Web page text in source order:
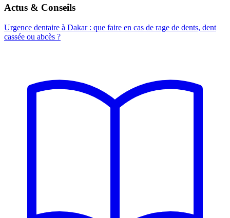
Actus & Conseils
Urgence dentaire à Dakar : que faire en cas de rage de dents, dent
cassée ou abcès ?